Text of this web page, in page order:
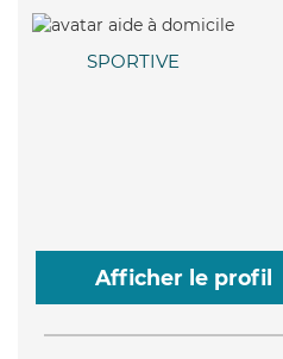
SPORTIVE
Afficher le profil